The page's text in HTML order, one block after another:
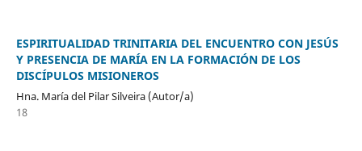
ESPIRITUALIDAD TRINITARIA DEL ENCUENTRO CON JESÚS
Y PRESENCIA DE MARÍA EN LA FORMACIÓN DE LOS
DISCÍPULOS MISIONEROS
Hna. María del Pilar Silveira (Autor/a)
18